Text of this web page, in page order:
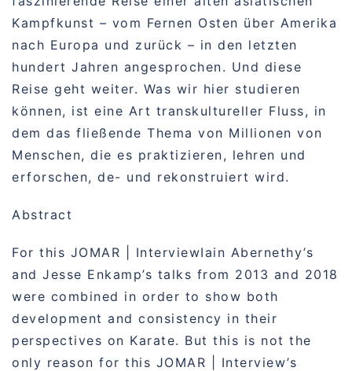
Kampfkunst – vom Fernen Osten über Amerika
nach Europa und zurück – in den letzten
hundert Jahren angesprochen. Und diese
Reise geht weiter. Was wir hier studieren
können, ist eine Art transkultureller Fluss, in
dem das fließende Thema von Millionen von
Menschen, die es praktizieren, lehren und
erforschen, de- und rekonstruiert wird.
Abstract
For this JOMAR | InterviewIain Abernethy’s
and Jesse Enkamp’s talks from 2013 and 2018
were combined in order to show both
development and consistency in their
perspectives on Karate. But this is not the
only reason for this JOMAR | Interview’s